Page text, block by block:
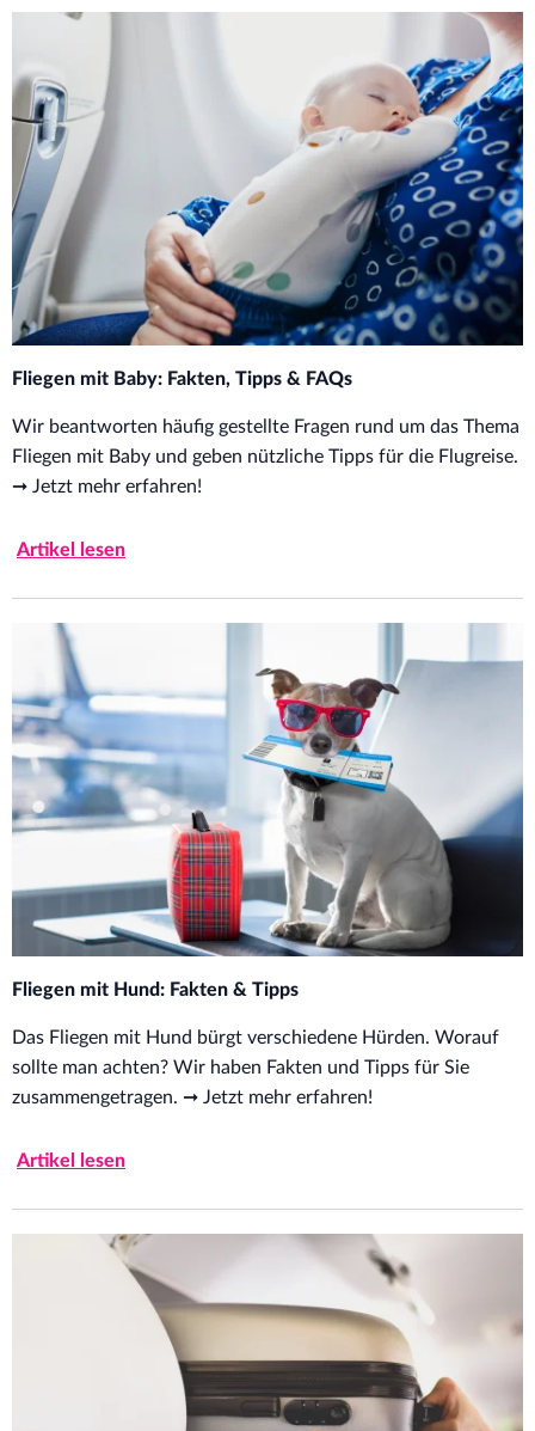
Fliegen mit Baby: Fakten, Tipps & FAQs
Wir beantworten häufig gestellte Fragen rund um das Thema
Fliegen mit Baby und geben nützliche Tipps für die Flugreise.
➞ Jetzt mehr erfahren!
Artikel lesen
Fliegen mit Hund: Fakten & Tipps
Das Fliegen mit Hund bürgt verschiedene Hürden. Worauf
sollte man achten? Wir haben Fakten und Tipps für Sie
zusammengetragen. ➞ Jetzt mehr erfahren!
Artikel lesen